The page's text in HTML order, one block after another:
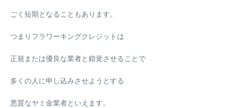
ごく短期となることもあります。
つまりフラワーキングクレジットは
正規または優良な業者と錯覚させることで
多くの人に申し込みさせようとする
悪質なヤミ金業者といえます。